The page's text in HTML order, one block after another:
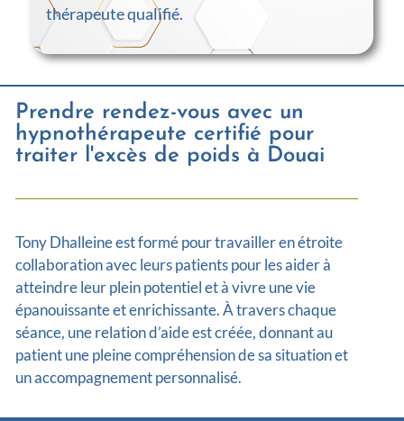
thérapeute qualifié.
Prendre rendez-vous avec un
hypnothérapeute certifié pour
traiter l'excès de poids à Douai
Tony Dhalleine est formé pour travailler en étroite
collaboration avec leurs patients pour les aider à
atteindre leur plein potentiel et à vivre une vie
épanouissante et enrichissante. À travers chaque
séance, une relation d’aide est créée, donnant au
patient une pleine compréhension de sa situation et
un accompagnement personnalisé.